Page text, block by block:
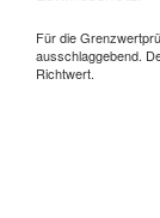
Für die
ausschlaggebend.
Richtwert.